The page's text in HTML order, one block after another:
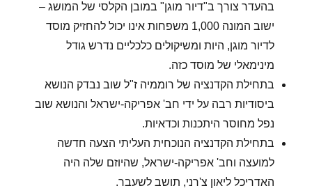
בהעדר צורך ב"דיור מוגן" במובן הקלסי של המושג –
ישוב המונה 1,000 משפחות אינו יכול להחזיק מוסד
לדיור מוגן, היות ומשיקולים כלכליים נדרש גודל
מינימאלי של מוסד כזה.
בתחילת הקדנציה של רוממיה ז"ל שוב נבדק הנושא
ביסודיות רבה על ידי חב' אפריקה-ישראל והנושא שוב
נפל מחוסר היתכנות וכדאיות.
בתחילת הקדנציה הנוכחית העליתי הצעה חדשה
למועצה וחב' אפריקה-ישראל, שהיוזם שלה היה
האדריכל ליאון צ'רני, תושב לשעבר.